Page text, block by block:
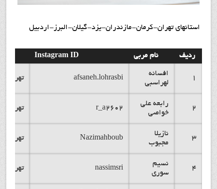
استانهای تهران-کرمان-مازندران-یزد-گیلان-البرز-اردبیل
ردیف نام مربی Instagram ID
1
افسانه
لهراسبی
afsaneh.lohrasbi تهران
2
رابعه علی
خواصی
r_a2602 تهران
3
نازیلا
مجبوب
Nazimahboub تهران
4
نسیم
سوری
nassimsri تهران